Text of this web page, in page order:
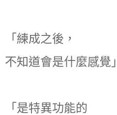
「練成之後，
不知道會是什麼感覺」
「是特異功能的